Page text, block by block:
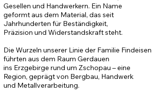
Gesellen und Handwerkern. Ein Name
geformt aus dem Material, das seit
Jahrhunderten für Beständigkeit,
Präzision und Widerstandskraft steht.
Die Wurzeln unserer Linie der Familie Findeisen
führten aus dem Raum Gerdauen
ins Erzgebirge rund um Zschopau – eine
Region, geprägt von Bergbau, Handwerk
und Metallverarbeitung.